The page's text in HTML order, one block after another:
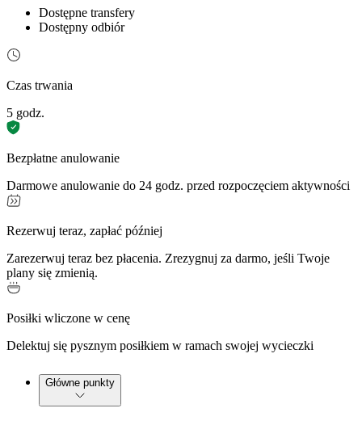
Dostępne transfery
Dostępny odbiór
Czas trwania
5 godz.
Bezpłatne anulowanie
Darmowe anulowanie do 24 godz. przed rozpoczęciem aktywności
Rezerwuj teraz, zapłać później
Zarezerwuj teraz bez płacenia. Zrezygnuj za darmo, jeśli Twoje
plany się zmienią.
Posiłki wliczone w cenę
Delektuj się pysznym posiłkiem w ramach swojej wycieczki
Główne punkty